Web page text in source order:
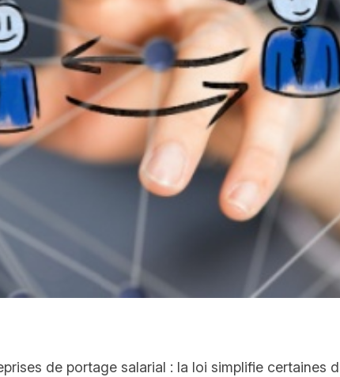
de portage salarial : la loi simplifie certaines